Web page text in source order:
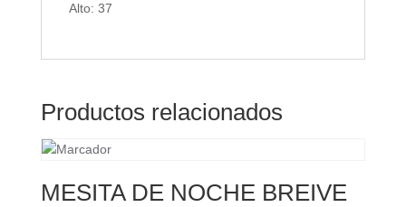
Alto: 37
Productos relacionados
MESITA DE NOCHE BREIVE